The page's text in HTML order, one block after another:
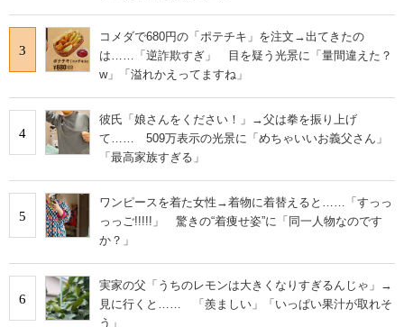
3
コメダで680円の「ポテチキ」を注文→出てきたの
は……「逆詐欺すぎ」 目を疑う光景に「量間違えた？
w」「溢れかえってますね」
4
彼氏「娘さんをください！」→父は拳を振り上げ
て…… 509万表示の光景に「めちゃいいお義父さん」
「最高家族すぎる」
5
ワンピースを着た女性→着物に着替えると……「すっっ
っっご!!!!!」 驚きの“着痩せ姿”に「同一人物なのです
か？」
6
実家の父「うちのレモンは大きくなりすぎるんじゃ」→
見に行くと…… 「羨ましい」「いっぱい果汁が取れそ
う」